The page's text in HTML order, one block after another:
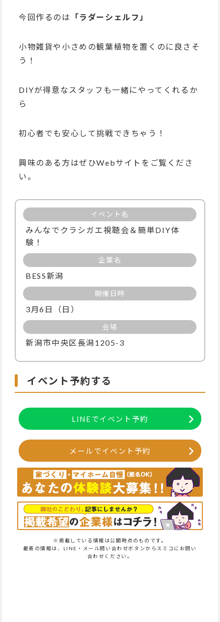
今回作るのは 「ラダーシェルフ」
小物雑貨や小さめの観葉植物を置くのに良さそ
う！
DIYが得意なスタッフも一緒にやってくれるか
ら
初心者でも安心して挑戦できちゃう！
興味のある方はぜひWebサイトをご覧くださ
い。
イベント名
みんなでクラシガエ視聴会＆簡単DIY体
験！
企業名
BESS新潟
開催日時
3月6日（日）
会場
新潟市中央区長潟1205-3
イベント予約する
LINEでイベント予約
メールでイベント予約
※掲載している情報は公開時点のものです。
最新の情報は、LINE・メール問い合わせボタンからスミコにお問い
合わせください。